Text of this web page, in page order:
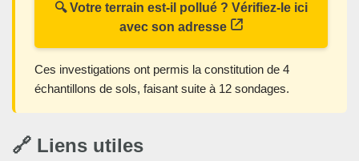
🔍 Votre terrain est-il pollué ? Vérifiez-le ici
avec son adresse
Ces investigations ont permis la constitution de 4
échantillons de sols, faisant suite à 12 sondages.
🔗 Liens utiles